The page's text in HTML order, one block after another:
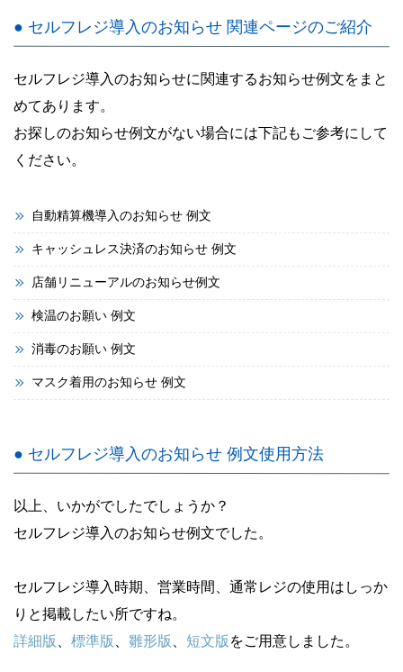
● セルフレジ導入のお知らせ 関連ページのご紹介
セルフレジ導入のお知らせに関連するお知らせ例文をまと
めてあります。
お探しのお知らせ例文がない場合には下記もご参考にして
ください。
自動精算機導入のお知らせ 例文
キャッシュレス決済のお知らせ 例文
店舗リニューアルのお知らせ例文
検温のお願い 例文
消毒のお願い 例文
マスク着用のお知らせ 例文
● セルフレジ導入のお知らせ 例文使用方法
以上、いかがでしたでしょうか？
セルフレジ導入のお知らせ例文でした。
セルフレジ導入時期、営業時間、通常レジの使用はしっか
りと掲載したい所ですね。
詳細版
標準版 雛形版 短文版をご用意しました。